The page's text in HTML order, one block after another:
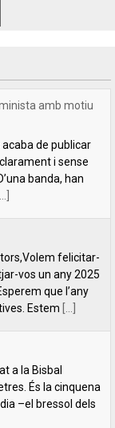
felicitar-
vos un any 2025
que l’any
Estem [...]
a la Bisbal
És la cinquena
–el bressol dels
de la Fira del Llibre
participa en la
a
amb una
paguen molt la